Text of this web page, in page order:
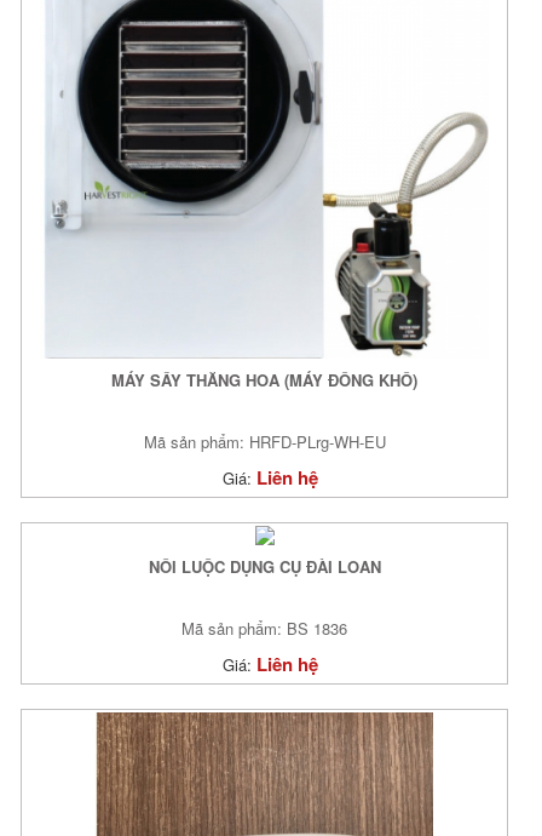
MÁY SẤY THĂNG HOA (MÁY ĐÔNG KHÔ)
Mã sản phẩm: HRFD-PLrg-WH-EU
Giá: Liên hệ
NỒI LUỘC DỤNG CỤ ĐÀI LOAN
Mã sản phẩm: BS 1836
Giá: Liên hệ